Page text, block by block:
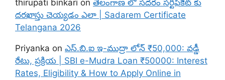
thirupati binkari on తెలంగాణ లో సదరం సర్టిఫికేట్ కు
దరఖాస్తు చెయ్యడం ఎలా | Sadarem Certificate
Telangana 2026
Priyanka on ఎస్.బి.ఐ ఇ-ముద్రా లోన్ ₹50,000: వడ్డీ
రేటు, ప్రక్రియ | SBI e-Mudra Loan ₹50000: Interest
Rates, Eligibility & How to Apply Online in